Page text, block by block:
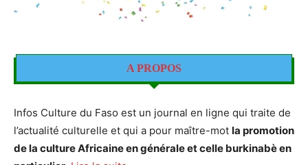
A PROPOS
Infos Culture du Faso est un journal en ligne qui traite de
l’actualité culturelle et qui a pour maître-mot la promotion
de la culture Africaine en générale et celle burkinabè en